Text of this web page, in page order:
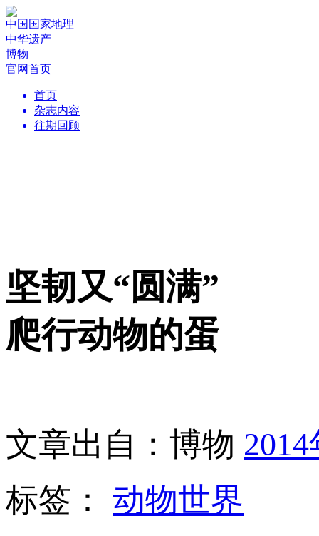
中国国家地理
中华遗产
博物
官网首页
首页
杂志内容
往期回顾
坚韧又“圆满”
爬行动物的蛋
文章出自：博物
标签： 动物世界